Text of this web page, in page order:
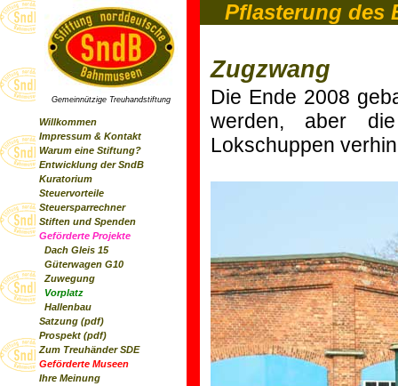
Gemeinnützige Treuhandstiftung
Willkommen
Impressum & Kontakt
Warum eine Stiftung?
Entwicklung der SndB
Kuratorium
Steuervorteile
Steuersparrechner
Stiften und Spenden
Geförderte Projekte
Dach Gleis 15
Güterwagen G10
Zuwegung
Vorplatz
Hallenbau
Satzung (pdf)
Prospekt (pdf)
Zum Treuhänder SDE
Geförderte Museen
Ihre Meinung
Pflasterung des
Zugzwang
Die Ende 2008
werden, aber
Lokschuppen